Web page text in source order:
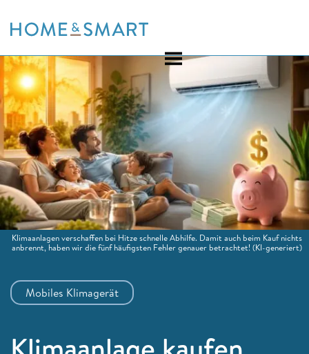
to
Mobiles Klimagerät
Klimaanlagen verschaffen bei Hitze schnelle Abhilfe. Damit auch beim Kauf nichts
anbrennt, haben wir die fünf häufigsten Fehler genauer betrachtet!(KI-generiert)